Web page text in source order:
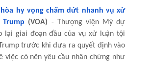
hòa hy vọng chấm dứt nhanh vụ xử
(VOA) - Thượng viện Mỹ dự
lại giai đoạn đầu của vụ xử luận tội
trước khi đưa ra quyết định vào
việc có nên yêu cầu nhân chứng như